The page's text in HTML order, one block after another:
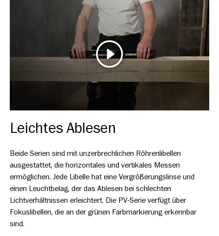
Spela
Leichtes Ablesen
Beide Serien sind mit unzerbrechlichen Röhrenlibellen
ausgestattet, die horizontales und vertikales Messen
ermöglichen. Jede Libelle hat eine Vergrößerungslinse und
einen Leuchtbelag, der das Ablesen bei schlechten
Lichtverhältnissen erleichtert. Die PV-Serie verfügt über
Fokuslibellen, die an der grünen Farbmarkierung erkennbar
sind.